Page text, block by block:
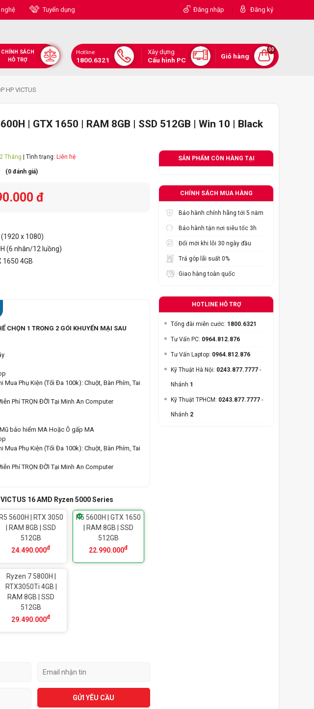
Tuyển dụng Đăng nhập | Đăng ký
CHÍNH SÁCH
HỖ TRỢ
Hotline
1800.6321
Xây dựng
Cấu hình PC
Giỏ hàng
00
HP VICTUS
| GTX 1650 | RAM 8GB | SSD 512GB | Win 10 | Black
Tháng | Tình trạng: Liên hệ
(0 đánh giá)
đ
(1920 x 1080)
(6 nhân/12 luồng)
1650 4GB
CHỌN 1 TRONG 2 GÓI KHUYẾN MẠI SAU
Mua Phụ Kiện (Tối Đa 100k): Chuột, Bàn Phím, Tai
Phí TRỌN ĐỜI Tại Minh An Computer
bảo hiểm MA Hoặc Ô gấp MA
Mua Phụ Kiện (Tối Đa 100k): Chuột, Bàn Phím, Tai
Phí TRỌN ĐỜI Tại Minh An Computer
16 AMD Ryzen 5000 Series
R5 5600H | RTX 3050
| RAM 8GB | SSD
512GB
24.490.000đ
R5 5600H | GTX 1650
| RAM 8GB | SSD
512GB
22.990.000đ
Ryzen 7 5800H |
RTX3050Ti 4GB |
RAM 8GB | SSD
512GB
29.490.000đ
GỬI YÊU CẦU
SẢN PHẨM CÒN HÀNG TẠI
CHÍNH SÁCH MUA HÀNG
Bảo hành chính hãng tới 5 năm
Bảo hành tận nơi siêu tốc 3h
Đổi mới khi lỗi 30 ngày đầu
Trả góp lãi suất 0%
Giao hàng toàn quốc
HOTLINE HỖ TRỢ
Tổng đài miễn cước: 1800.6321
Tư Vấn PC: 0964.812.876
Tư Vấn Laptop: 0964.812.876
Kỹ Thuật Hà Nội: 0243.877.7777 -
Nhánh 1
Kỹ Thuật TPHCM: 0243.877.7777 -
Nhánh 2